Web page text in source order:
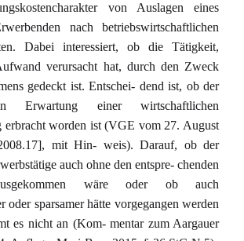
von Auslagen eines
nach betriebswirtschaftlichen
Dabei interessiert, ob die Tätigkeit,
verursacht hat, durch den Zweck
gedeckt ist. Entschei- dend ist, ob der
Erwartung einer wirtschaftlichen
erbracht worden ist (VGE vom 27. August
mit Hin- weis). Darauf, ob der
auch ohne den entspre- chenden
wäre oder ob auch
oder sparsamer hätte vorgegangen werden
es nicht an (Kom- mentar zum Aargauer